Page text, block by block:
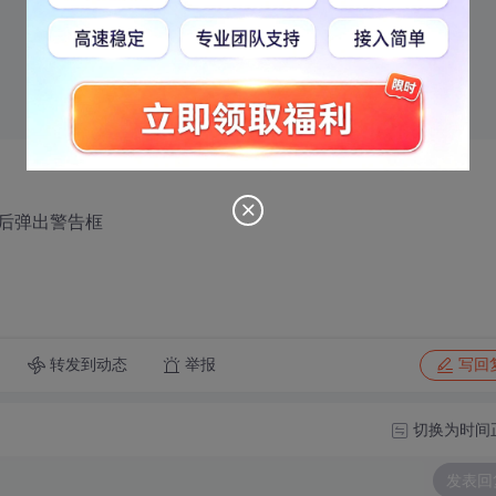
弹出警告框
转发到动态 举报 写回
切换为时间
发表回